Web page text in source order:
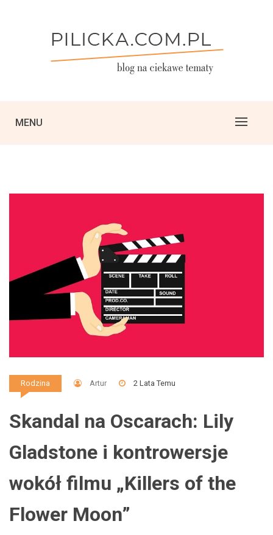
MENU
Rodzina Artur 2 Lata Temu
Skandal na Oscarach: Lily
Gladstone i kontrowersje
wokół filmu „Killers of the
Flower Moon”